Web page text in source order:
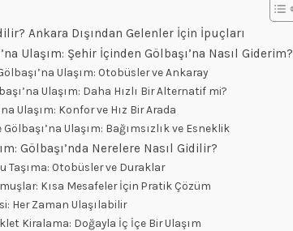
Ankara Dışından Gelenler İçin İpuçları
Ulaşım: Şehir İçinden Gölbaşı’na Nasıl Giderim?
Ulaşım: Otobüsler ve Ankaray
Ulaşım: Daha Hızlı Bir Alternatif mi?
Ulaşım: Konfor ve Hız Bir Arada
Ulaşım: Bağımsızlık ve Esneklik
Gölbaşı’nda Nerelere Nasıl Gidilir?
Taşıma: Otobüsler ve Duraklar
Kısa Mesafeler İçin Pratik Çözüm
Her Zaman Ulaşılabilir
Kiralama: Doğayla İç İçe Bir Ulaşım